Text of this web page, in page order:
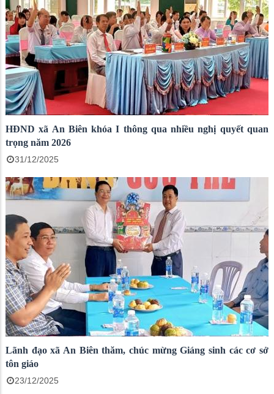
HĐND xã An Biên khóa I thông qua nhiều nghị quyết quan
trọng năm 2026
31/12/2025
Lãnh đạo xã An Biên thăm, chúc mừng Giáng sinh các cơ sở
tôn giáo
23/12/2025